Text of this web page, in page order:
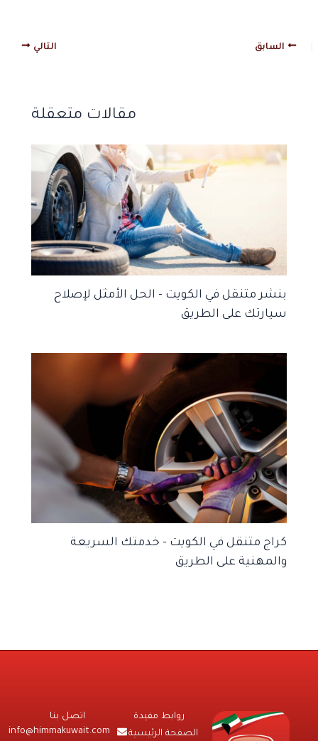
السابق التالي
مقالات متعقلة
بنشر متنقل في الكويت – الحل الأمثل لإصلاح
سيارتك على الطريق
كراج متنقل في الكويت – خدمتك السريعة
والمهنية على الطريق
روابط مفيدة
الصفحة الرئيسية
اتصل بنا
info@himmakuwait.com